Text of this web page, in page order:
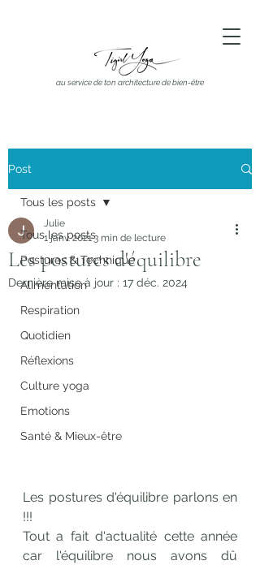
au service de ton architecture de bien-être
Post
Tous les posts
Postures & Technique
Alimentation
Respiration
Quotidien
Réflexions
Culture yoga
Emotions
Santé & Mieux-être
Tous les posts
Les postures d'équilibre
Julie
1 janv. 20213 min de lecture
Dernière mise à jour : 17 déc. 2024
Les postures d'équilibre parlons en
!!!
Tout a fait d'actualité cette année
car l'équilibre nous avons dû